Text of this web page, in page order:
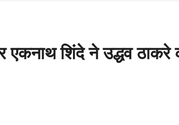
एकनाथ शिंदे ने उद्धव